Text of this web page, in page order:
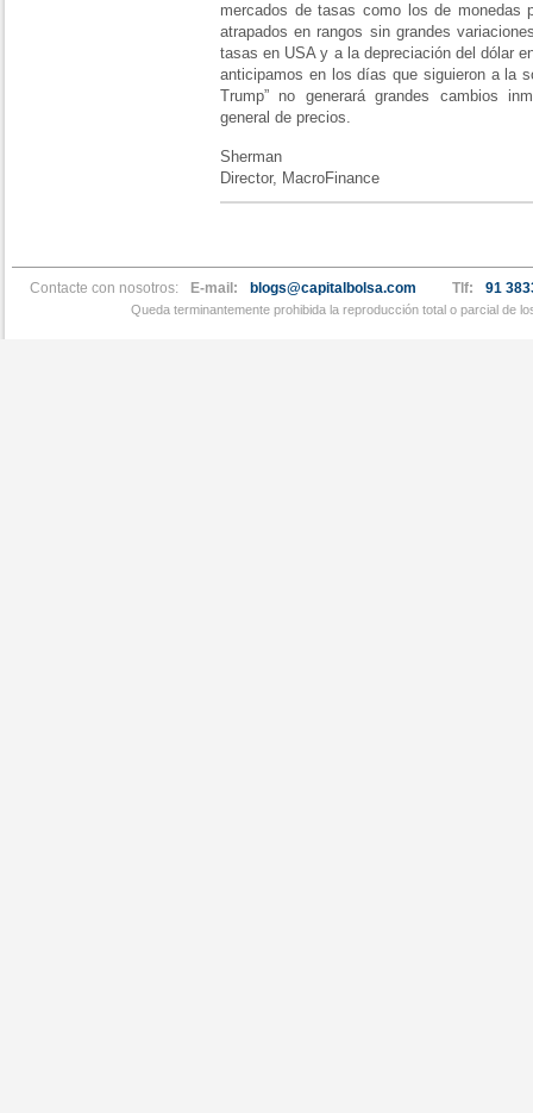
mercados de tasas como los de monedas
atrapados en rangos sin grandes
tasas en USA y a la depreciación del dólar
anticipamos en los días que siguieron a la
Trump” no generará grandes cambios
general de precios.
Sherman
Director, MacroFinance
Contacte con nosotros: E-mail: blogs@capitalbolsa.com Tlf: 91
Queda terminantemente prohibida la reproducción total o parcial de